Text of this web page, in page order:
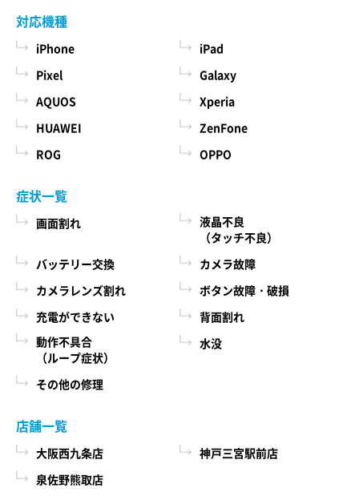
対応機種
iPhone
iPad
Pixel
Galaxy
AQUOS
Xperia
HUAWEI
ZenFone
ROG
OPPO
症状一覧
画面割れ
液晶不良
（タッチ不良）
バッテリー交換
カメラ故障
カメラレンズ割れ
ボタン故障・破損
充電ができない
背面割れ
動作不具合
（ループ症状）
水没
その他の修理
店舗一覧
大阪西九条店
神戸三宮駅前店
泉佐野熊取店